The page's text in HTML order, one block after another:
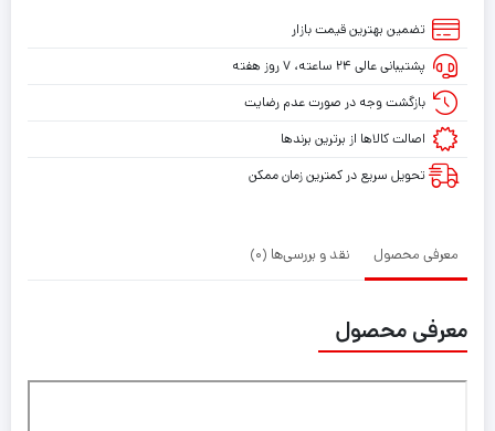
PS5
(GO)
طرح
VENOM
تضمین بهترین قیمت بازار
پشتیبانی عالی ۲۴ ساعته، ۷ روز هفته
بازگشت وجه در صورت عدم رضایت
اصالت کالاها از برترین برندها
تحویل سریع در کمترین زمان ممکن
معرفی محصول نقد و بررسی‌ها (0)
معرفی محصول